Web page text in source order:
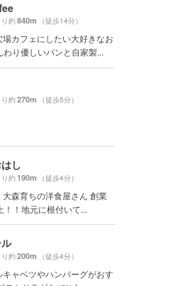
約840m （徒歩14分）
場カフェにしたい大好きなお
わり優しいパンと自家製...
約270m （徒歩5分）
し
約190m （徒歩4分）
大森育ちの洋食屋さん 創業
！！地元に根付いて...
約200m （徒歩4分）
ャベツやハンバーグがおす